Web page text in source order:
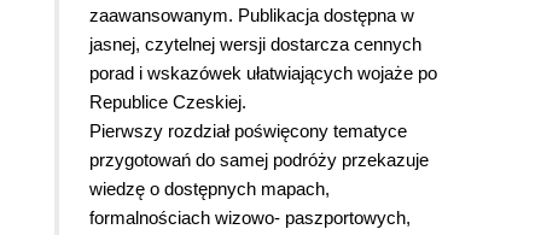
zaawansowanym. Publikacja dostępna w
jasnej, czytelnej wersji dostarcza cennych
porad i wskazówek ułatwiających wojaże po
Republice Czeskiej.
Pierwszy rozdział poświęcony tematyce
przygotowań do samej podróży przekazuje
wiedzę o dostępnych mapach,
formalnościach wizowo- paszportowych,